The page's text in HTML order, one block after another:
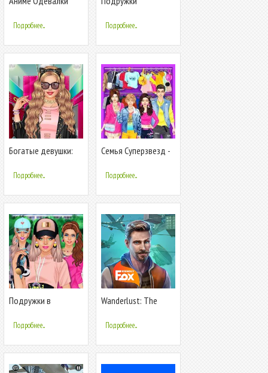
Подробнее...
одевалки и макияж
Подробнее...
Богатые девушки:
шоппинг!
Подробнее...
Семья Суперзвезд -
Подробнее...
Подружки в
одевалки и макияж
Подробнее...
Wanderlust: The
Подробнее...